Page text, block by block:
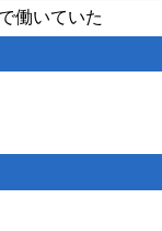
働いていた